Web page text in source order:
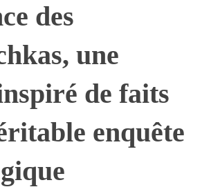
des
une
de faits
enquête